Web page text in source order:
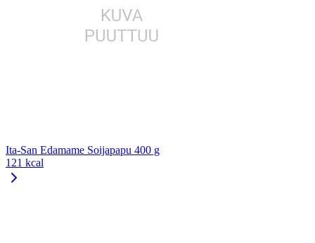
Ita-San Edamame Soijapapu 400 g
121 kcal